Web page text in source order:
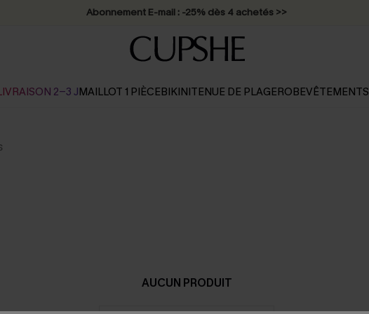
Abonnement E-mail : -25% dès 4 achetés >>
2-3 JMAILLOT 1 PIÈCEBIKINITENUE DE PLAGEROBEVÊTEMENTS
AUCUN PRODUIT